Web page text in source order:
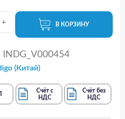
+ В КОРЗИНУ
INDG_V000454
(Китай)
Счёт с
НДС
Счёт без
НДС